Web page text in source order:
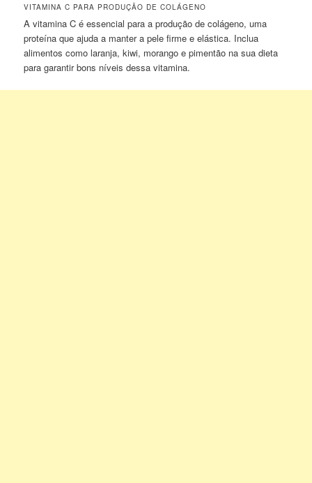
VITAMINA C PARA PRODUÇÃO DE COLÁGENO
A vitamina C é essencial para a produção de colágeno, uma
proteína que ajuda a manter a pele firme e elástica. Inclua
alimentos como laranja, kiwi, morango e pimentão na sua dieta
para garantir bons níveis dessa vitamina.